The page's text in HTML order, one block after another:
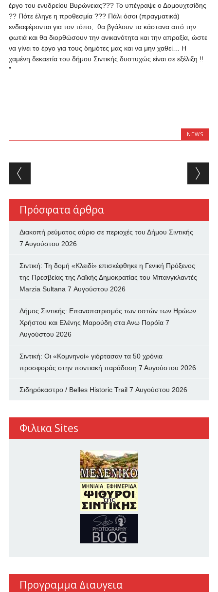
έργο του ενυδρείου Βυρώνειας??? Το υπέγραψε ο Δομουχτσίδης
?? Πότε έληγε η προθεσμία ??? Πάλι όσοι (πραγματικά)
ενδιαφέρονται για τον τόπο, θα βγάλουν τα κάστανα από την
φωτιά και θα διορθώσουν την ανικανότητα και την απραξία, ώστε
να γίνει το έργο για τους δημότες μας και να μην χαθεί… Η
χαμένη δεκαετία του δήμου Σιντικής δυστυχώς είναι σε εξέλιξη !!
”
NEWS
Post navigation
Πρόσφατα άρθρα
Διακοπή ρεύματος αύριο σε περιοχές του Δήμου Σιντικής
7 Αυγούστου 2026
Σιντική: Τη δομή «Κλειδί» επισκέφθηκε η Γενική Πρόξενος
της Πρεσβείας της Λαϊκής Δημοκρατίας του Μπανγκλαντές
Marzia Sultana 7 Αυγούστου 2026
Δήμος Σιντικής: Επαναπατρισμός των oστών των Ηρώων
Χρήστου και Ελένης Μαρούδη στα Ανω Πορόϊα 7
Αυγούστου 2026
Σιντική: Οι «Κομνηνοί» γιόρτασαν τα 50 χρόνια
προσφοράς στην ποντιακή παράδοση 7 Αυγούστου 2026
Σιδηρόκαστρο / Belles Historic Trail 7 Αυγούστου 2026
Φιλικα Sites
Προγραμμα Διαυγεια